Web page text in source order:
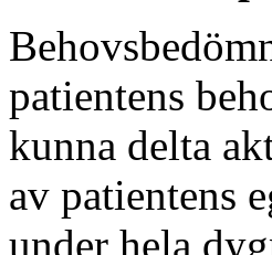
patientens
kunna delta
av patientens
under hela